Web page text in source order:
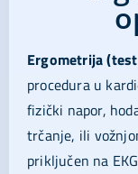
Ergometrija
procedura u
fizički napor,
trčanje, ili
priključen na